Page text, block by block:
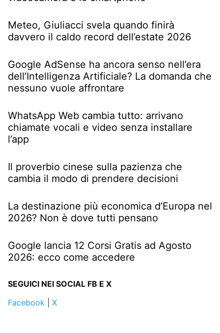
Meteo, Giuliacci svela quando finirà
davvero il caldo record dell’estate 2026
Google AdSense ha ancora senso nell’era
dell’Intelligenza Artificiale? La domanda che
nessuno vuole affrontare
WhatsApp Web cambia tutto: arrivano
chiamate vocali e video senza installare
l’app
Il proverbio cinese sulla pazienza che
cambia il modo di prendere decisioni
La destinazione più economica d’Europa nel
2026? Non è dove tutti pensano
Google lancia 12 Corsi Gratis ad Agosto
2026: ecco come accedere
SEGUICI NEI SOCIAL FB E X
Facebook
X